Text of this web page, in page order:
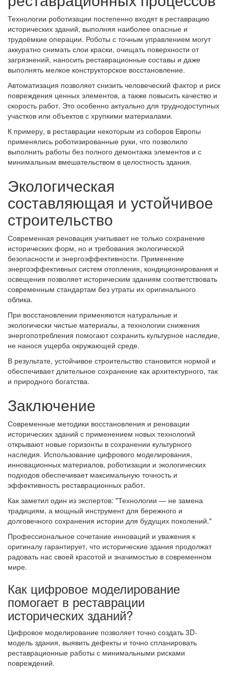
Технологии роботизации постепенно входят в реставрацию
исторических зданий, выполняя наиболее опасные и
трудоёмкие операции. Роботы с точным управлением могут
аккуратно снимать слои краски, очищать поверхности от
загрязнений, наносить реставрационные составы и даже
выполнять мелкое конструкторское восстановление.
Автоматизация позволяет снизить человеческий фактор и риск
повреждения ценных элементов, а также повысить качество и
скорость работ. Это особенно актуально для труднодоступных
участков или объектов с хрупкими материалами.
К примеру, в реставрации некоторым из соборов Европы
применялись роботизированные руки, что позволило
выполнить работы без полного демонтажа элементов и с
минимальным вмешательством в целостность здания.
Экологическая
составляющая и устойчивое
строительство
Современная реновация учитывает не только сохранение
исторических форм, но и требования экологической
безопасности и энергоэффективности. Применение
энергоэффективных систем отопления, кондиционирования и
освещения позволяет историческим зданиям соответствовать
современным стандартам без утраты их оригинального
облика.
При восстановлении применяются натуральные и
экологически чистые материалы, а технологии снижения
энергопотребления помогают сохранить культурное наследие,
не нанося ущерба окружающей среде.
В результате, устойчивое строительство становится нормой и
обеспечивает длительное сохранение как архитектурного, так
и природного богатства.
Заключение
Современные методики восстановления и реновации
исторических зданий с применением новых технологий
открывают новые горизонты в сохранении культурного
наследия. Использование цифрового моделирования,
инновационных материалов, роботизации и экологических
подходов обеспечивает максимальную точность и
эффективность реставрационных работ.
Как заметил один из экспертов: Технологии — не замена
традициям, а мощный инструмент для бережного и
долговечного сохранения истории для будущих поколений.
Профессиональное сочетание инноваций и уважения к
оригиналу гарантирует, что исторические здания продолжат
радовать нас своей красотой и значимостью в современном
мире.
Как цифровое моделирование
помогает в реставрации
исторических зданий?
Цифровое моделирование позволяет точно создать 3D-
модель здания, выявить дефекты и точно спланировать
реставрационные работы с минимальными рисками
повреждений.